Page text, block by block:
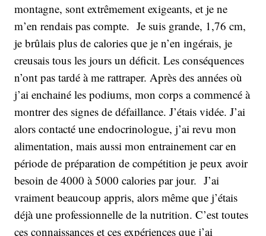
montagne, sont extrêmement exigeants, et je ne
m’en rendais pas compte. Je suis grande, 1,76 cm,
je brûlais plus de calories que je n’en ingérais, je
creusais tous les jours un déficit. Les conséquences
n’ont pas tardé à me rattraper. Après des années où
j’ai enchainé les podiums, mon corps a commencé à
montrer des signes de défaillance. J’étais vidée. J’ai
alors contacté une endocrinologue, j’ai revu mon
alimentation, mais aussi mon entrainement car en
période de préparation de compétition je peux avoir
besoin de 4000 à 5000 calories par jour. J’ai
vraiment beaucoup appris, alors même que j’étais
déjà une professionnelle de la nutrition. C’est toutes
ces connaissances et ces expériences que j’ai